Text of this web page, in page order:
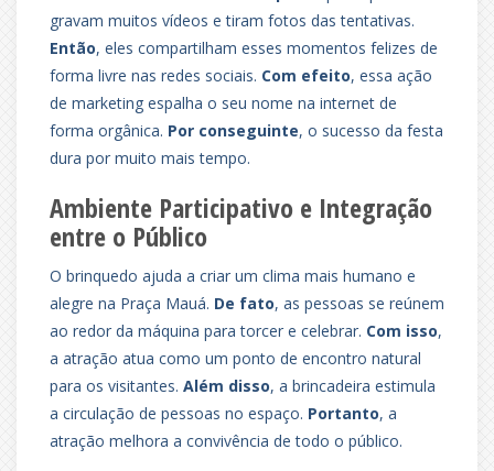
gravam muitos vídeos e tiram fotos das tentativas.
Então, eles compartilham esses momentos felizes de
forma livre nas redes sociais. Com efeito, essa ação
de marketing espalha o seu nome na internet de
forma orgânica. Por conseguinte, o sucesso da festa
dura por muito mais tempo.
Ambiente Participativo e Integração
entre o Público
O brinquedo ajuda a criar um clima mais humano e
alegre na Praça Mauá. De fato, as pessoas se reúnem
ao redor da máquina para torcer e celebrar. Com isso,
a atração atua como um ponto de encontro natural
para os visitantes. Além disso, a brincadeira estimula
a circulação de pessoas no espaço. Portanto, a
atração melhora a convivência de todo o público.